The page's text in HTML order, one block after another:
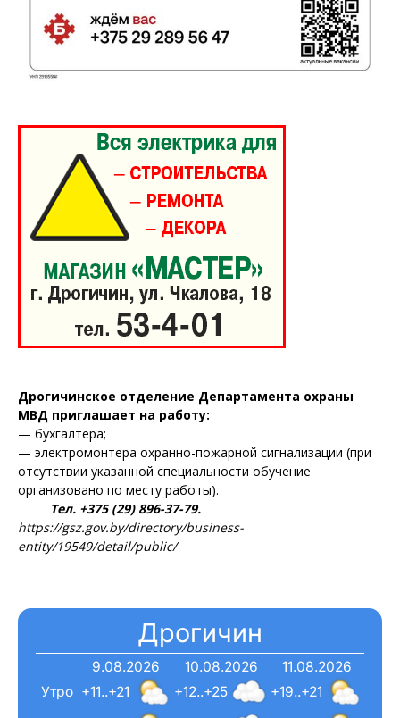
Газета
Дрогичинское отделение Департамента охраны
МВД приглашает на работу:
— бухгалтера;
— электромонтера охранно-пожарной сигнализации (при
отсутствии указанной специальности обучение
организовано по месту работы).
Тел. +375 (29) 896-37-79.
https://gsz.gov.by/directory/business-
entity/19549/detail/public/
Дрогичин
9.08.2026
+11..+21
10.08.2026
+12..+25
11.08.2026
+19..+21
Утро